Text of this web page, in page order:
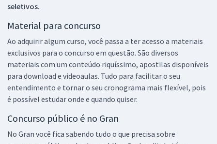
seletivos.
Material para concurso
Ao adquirir algum curso, você passa a ter acesso a materiais
exclusivos para o concurso em questão. São diversos
materiais com um conteúdo riquíssimo, apostilas disponíveis
para download e videoaulas. Tudo para facilitar o seu
entendimento e tornar o seu cronograma mais flexível, pois
é possível estudar onde e quando quiser.
Concurso público é no Gran
No Gran você fica sabendo tudo o que precisa sobre